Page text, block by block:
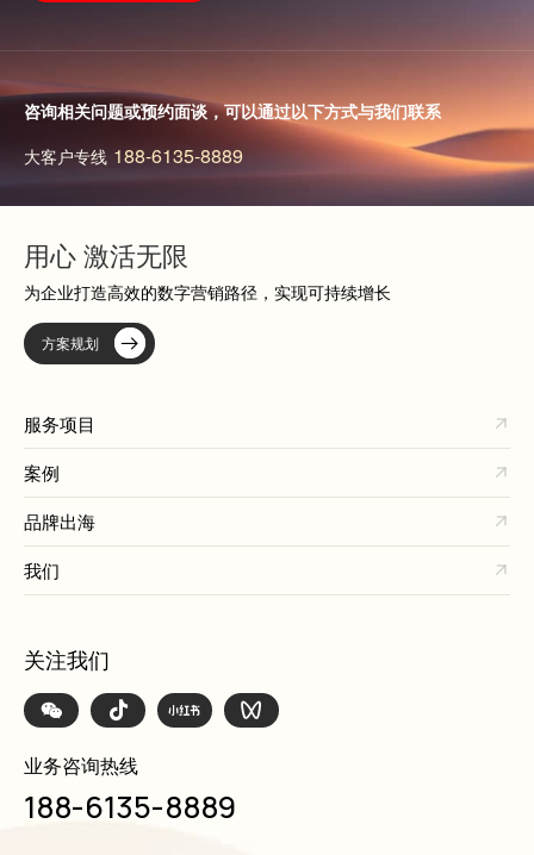
咨询相关问题或预约面谈，可以通过以下方式与我们联系
大客户专线 188-6135-8889
用心 激活无限
为企业打造高效的数字营销路径，实现可持续增长
方案规划
服务项目
案例
品牌出海
我们
关注我们
业务咨询热线
188-6135-8889